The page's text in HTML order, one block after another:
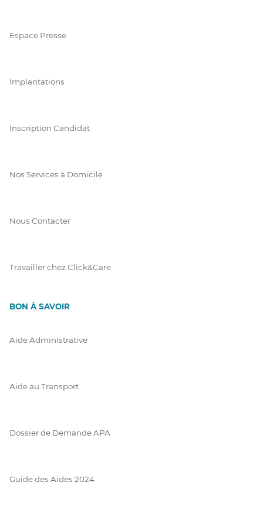
Espace Presse
Implantations
Inscription Candidat
Nos Services à Domicile
Nous Contacter
Travailler chez Click&Care
BON À SAVOIR
Aide Administrative
Aide au Transport
Dossier de Demande APA
Guide des Aides 2024